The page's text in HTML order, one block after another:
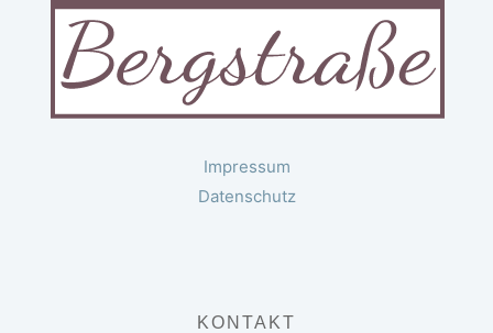
Impressum
Datenschutz
KONTAKT